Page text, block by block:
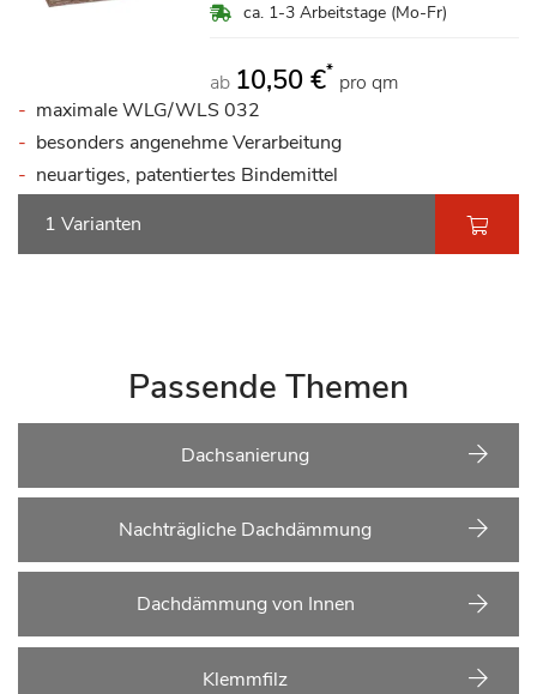
ca. 1-3 Arbeitstage (Mo-Fr)
ab 10,50 €* pro qm
maximale WLG/WLS 032
besonders angenehme Verarbeitung
neuartiges, patentiertes Bindemittel
1 Varianten
Passende Themen
Dachsanierung
Nachträgliche Dachdämmung
Dachdämmung von Innen
Klemmfilz